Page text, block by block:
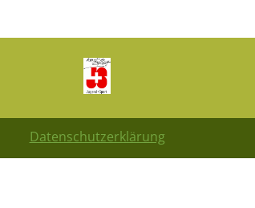
Datenschutzerklärung